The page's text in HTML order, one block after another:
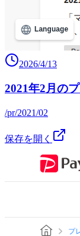
2026/4/13
2021年2月の
/pr/2021/02
保存を開く